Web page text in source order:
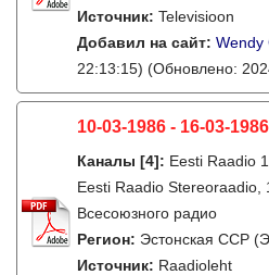
Источник: Televisioon
Добавил на сайт: Wendy
22:13:15) (Обновлено:
10-03-1986 - 16-03-1986
Каналы [4]: Eesti Raadio
Eesti Raadio Stereoraadio,
Всесоюзного радио
Регион: Эстонская ССР
Источник: Raadioleht